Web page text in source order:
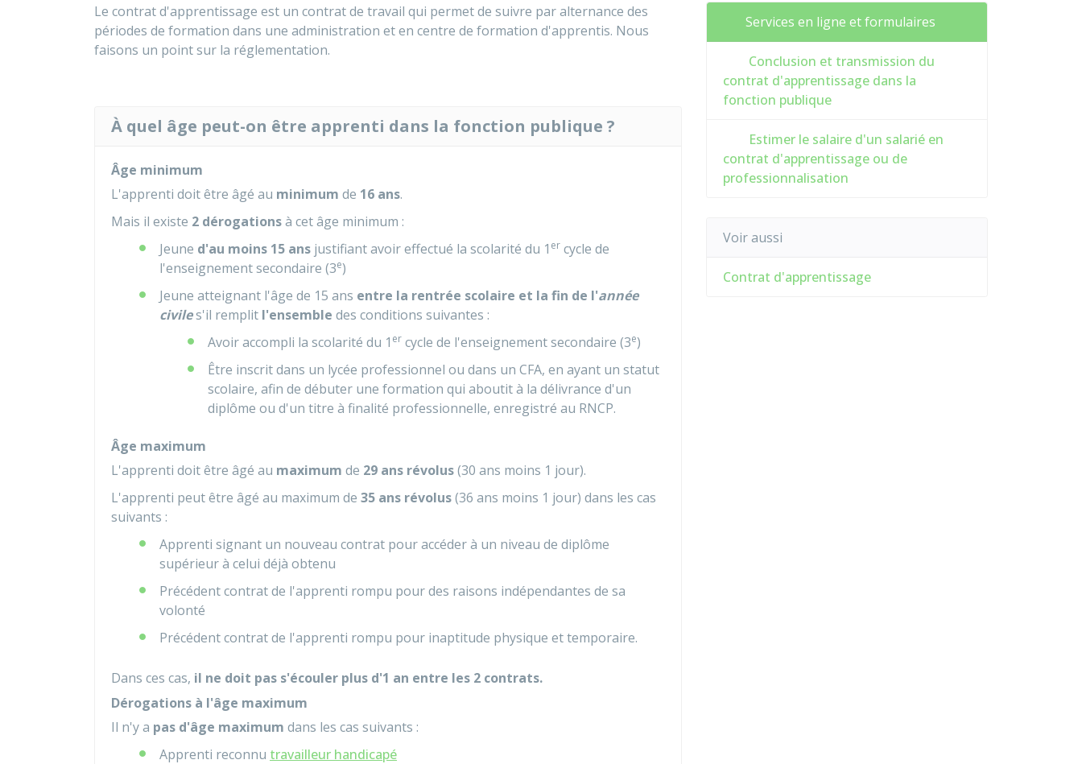
Le contrat d'apprentissage est un contrat de travail qui permet de suivre par alternance des
périodes de formation dans une administration et en centre de formation d'apprentis. Nous
faisons un point sur la réglementation.
À quel âge peut-on être apprenti dans la fonction publique ?
Âge minimum
L'apprenti doit être âgé au minimum de 16 ans.
Mais il existe 2 dérogationsà cet âge minimum :
Jeune d'au moins 15 ans justifiant avoir effectué la scolarité du 1 er cycle de
l'enseignement secondaire (3e)
Jeune atteignant l'âge de 15 ans entre la rentrée scolaire et la fin de l'année
civiles'il remplit l'ensemble des conditions suivantes :
Avoir accompli la scolarité du 1 er cycle de l'enseignement secondaire (3e)
Être inscrit dans un lycée professionnel ou dans un CFA, en ayant un statut
scolaire, afin de débuter une formation qui aboutit à la délivrance d'un
diplôme ou d'un titre à finalité professionnelle, enregistré au RNCP.
Âge maximum
L'apprenti doit être âgé au maximum de 29 ans révolus(30 ans moins 1 jour).
L'apprenti peut être âgé au maximum de 35 ans révolus(36 ans moins 1 jour) dans les cas
suivants :
Apprenti signant un nouveau contrat pour accéder à un niveau de diplôme
supérieur à celui déjà obtenu
Précédent contrat de l'apprenti rompu pour des raisons indépendantes de sa
volonté
Précédent contrat de l'apprenti rompu pour inaptitude physique et temporaire.
Dans ces cas, il ne doit pas s'écouler plus d'1 an entre les 2 contrats.
Dérogations à l'âge maximum
Il n'y a pas d'âge maximum dans les cas suivants :
Apprenti reconnu travailleur handicapé
Services en ligne et formulaires
Conclusion et transmission du
contrat d'apprentissage dans la
fonction publique
Estimer le salaire d'un salarié en
contrat d'apprentissage ou de
professionnalisation
Voir aussi
Contrat d'apprentissage